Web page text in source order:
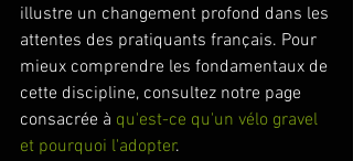
illustre un changement profond dans les
attentes des pratiquants français. Pour
mieux comprendre les fondamentaux de
cette discipline, consultez notre page
consacrée à qu'est-ce qu'un vélo gravel
et pourquoi l'adopter.